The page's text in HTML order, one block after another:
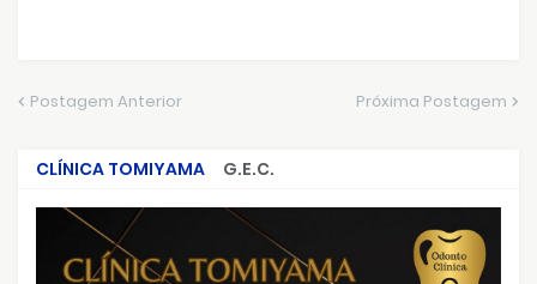
Postagem Anterior Próxima Postagem
CLÍNICA TOMIYAMA
G.E.C.
CRIMES QUE ABALARAM O BRASIL